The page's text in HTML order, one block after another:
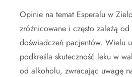
Opinie na temat Esperalu w
zróżnicowane i często zależą
doświadczeń pacjentów. Wielu
podkreśla skuteczność leku w
od alkoholu, zwracając uwagę